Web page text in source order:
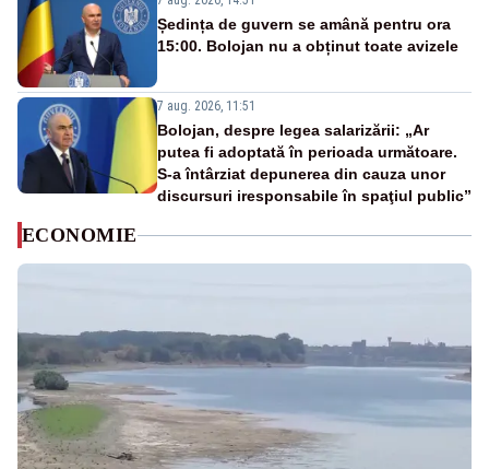
Ședința de guvern se amână pentru ora
15:00. Bolojan nu a obținut toate avizele
7 aug. 2026, 11:51
Bolojan, despre legea salarizării: „Ar
putea fi adoptată în perioada următoare.
S-a întârziat depunerea din cauza unor
discursuri iresponsabile în spaţiul public”
ECONOMIE